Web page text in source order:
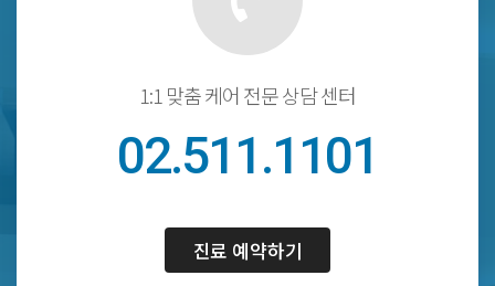
1:1 맞춤 케어 전문 상담 센터
02.511.1101
진료 예약하기